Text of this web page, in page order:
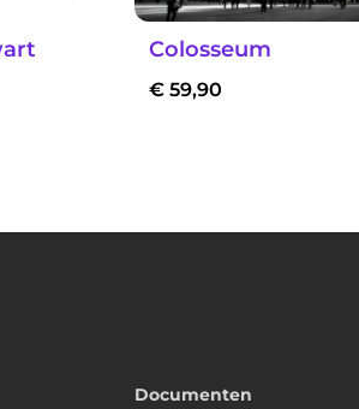
Colosseum
€ 59,90
Documenten